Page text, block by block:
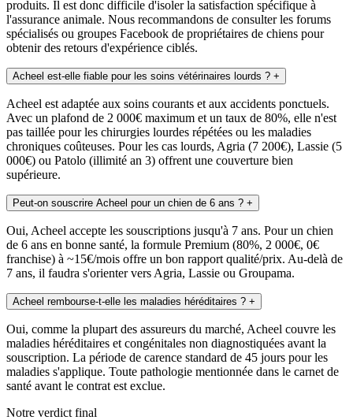
produits. Il est donc difficile d'isoler la satisfaction spécifique à
l'assurance animale. Nous recommandons de consulter les forums
spécialisés ou groupes Facebook de propriétaires de chiens pour
obtenir des retours d'expérience ciblés.
Acheel est-elle fiable pour les soins vétérinaires lourds ? +
Acheel est adaptée aux soins courants et aux accidents ponctuels.
Avec un plafond de 2 000€ maximum et un taux de 80%, elle n'est
pas taillée pour les chirurgies lourdes répétées ou les maladies
chroniques coûteuses. Pour les cas lourds, Agria (7 200€), Lassie (5
000€) ou Patolo (illimité an 3) offrent une couverture bien
supérieure.
Peut-on souscrire Acheel pour un chien de 6 ans ? +
Oui, Acheel accepte les souscriptions jusqu'à 7 ans. Pour un chien
de 6 ans en bonne santé, la formule Premium (80%, 2 000€, 0€
franchise) à ~15€/mois offre un bon rapport qualité/prix. Au-delà de
7 ans, il faudra s'orienter vers Agria, Lassie ou Groupama.
Acheel rembourse-t-elle les maladies héréditaires ? +
Oui, comme la plupart des assureurs du marché, Acheel couvre les
maladies héréditaires et congénitales non diagnostiquées avant la
souscription. La période de carence standard de 45 jours pour les
maladies s'applique. Toute pathologie mentionnée dans le carnet de
santé avant le contrat est exclue.
Notre verdict final